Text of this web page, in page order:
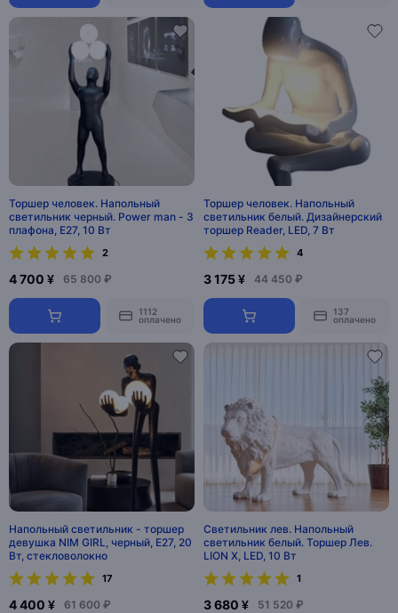
Торшер человек. Напольный
светильник черный. Power man - 3
плафона, E27, 10 Вт
2
4 700 ¥ 65 800 ₽
1112
оплачено
Торшер человек. Напольный
светильник белый. Дизайнерский
торшер Reader, LED, 7 Вт
4
3 175 ¥ 44 450 ₽
137
оплачено
Напольный светильник - торшер
девушка NIM GIRL, черный, E27, 20
Вт, стекловолокно
17
4 400 ¥ 61 600 ₽
Cветильник лев. Напольный
светильник белый. Торшер Лев.
LION X, LED, 10 Вт
1
3 680 ¥ 51 520 ₽